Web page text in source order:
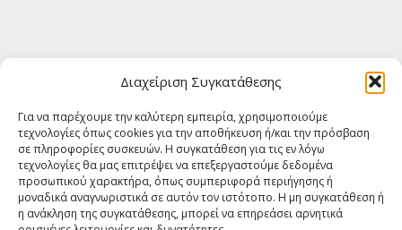
Διαχείριση Συγκατάθεσης
Για να παρέχουμε την καλύτερη εμπειρία, χρησιμοποιούμε
τεχνολογίες όπως cookies για την αποθήκευση ή/και την πρόσβαση
σε πληροφορίες συσκευών. Η συγκατάθεση για τις εν λόγω
τεχνολογίες θα μας επιτρέψει να επεξεργαστούμε δεδομένα
προσωπικού χαρακτήρα, όπως συμπεριφορά περιήγησης ή
μοναδικά αναγνωριστικά σε αυτόν τον ιστότοπο. Η μη συγκατάθεση ή
η ανάκληση της συγκατάθεσης, μπορεί να επηρεάσει αρνητικά
πρώτοι τα τελευταία νέα για την Τήνο
ΕΓΓΡΑΦΗ
FOLLOW US